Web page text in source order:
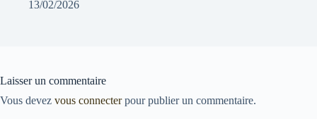
13/02/2026
Laisser un commentaire
Vous devez vous connecterpour publier un commentaire.